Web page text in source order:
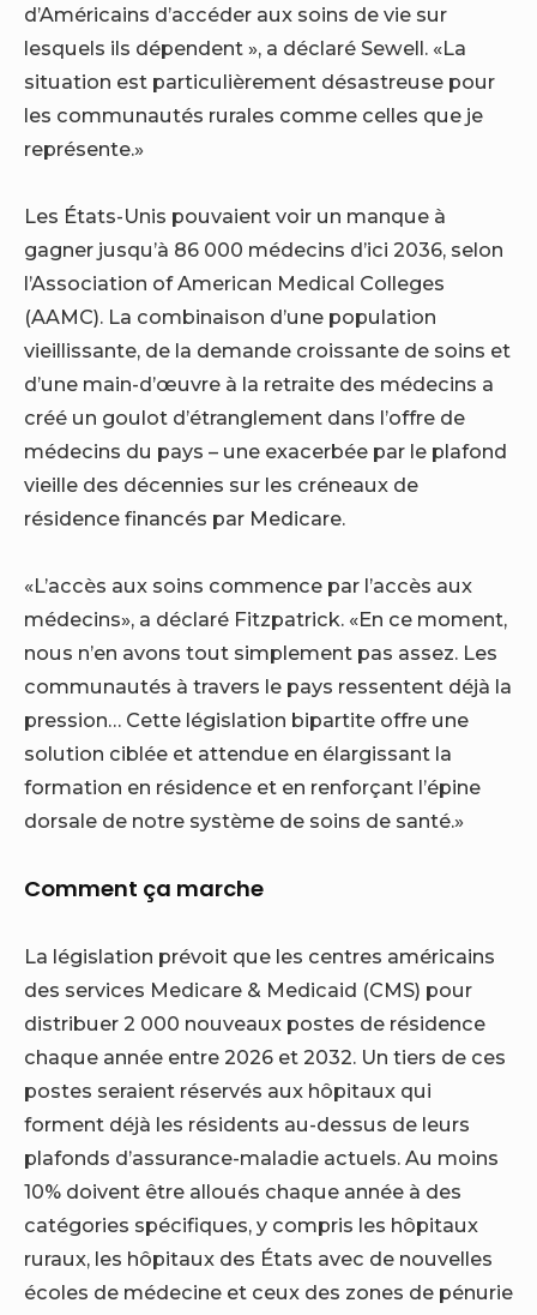
d’Américains d’accéder aux soins de vie sur
lesquels ils dépendent », a déclaré Sewell. «La
situation est particulièrement désastreuse pour
les communautés rurales comme celles que je
représente.»
Les États-Unis pouvaient voir un manque à
gagner jusqu’à 86 000 médecins d’ici 2036, selon
l’Association of American Medical Colleges
(AAMC). La combinaison d’une population
vieillissante, de la demande croissante de soins et
d’une main-d’œuvre à la retraite des médecins a
créé un goulot d’étranglement dans l’offre de
médecins du pays – une exacerbée par le plafond
vieille des décennies sur les créneaux de
résidence financés par Medicare.
«L’accès aux soins commence par l’accès aux
médecins», a déclaré Fitzpatrick. «En ce moment,
nous n’en avons tout simplement pas assez. Les
communautés à travers le pays ressentent déjà la
pression… Cette législation bipartite offre une
solution ciblée et attendue en élargissant la
formation en résidence et en renforçant l’épine
dorsale de notre système de soins de santé.»
Comment ça marche
La législation prévoit que les centres américains
des services Medicare & Medicaid (CMS) pour
distribuer 2 000 nouveaux postes de résidence
chaque année entre 2026 et 2032. Un tiers de ces
postes seraient réservés aux hôpitaux qui
forment déjà les résidents au-dessus de leurs
plafonds d’assurance-maladie actuels. Au moins
10% doivent être alloués chaque année à des
catégories spécifiques, y compris les hôpitaux
ruraux, les hôpitaux des États avec de nouvelles
écoles de médecine et ceux des zones de pénurie